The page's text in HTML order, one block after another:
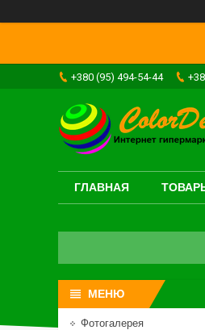
+380 (95) 494-54-44
ГЛАВНАЯ
Фотогалерея